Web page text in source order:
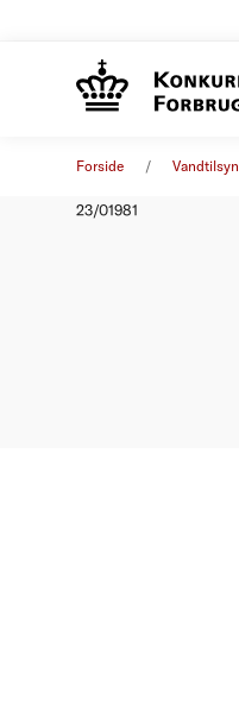
Forside Vandtilsyn
23/01981